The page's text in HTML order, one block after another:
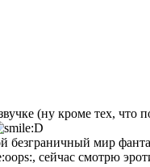
(ну кроме тех,
безграничный мир
, сейчас смотрю